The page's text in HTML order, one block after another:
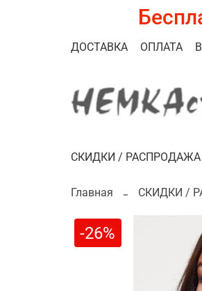
ДОСТАВКА ОПЛАТА
СКИДКИ / РАСПРОДАЖА
Главная СКИДКИ /
-26%